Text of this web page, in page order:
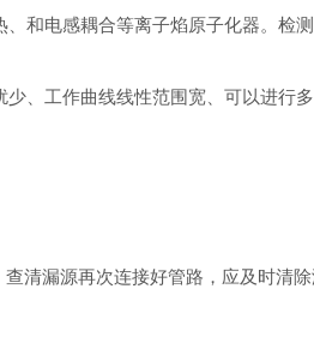
电感耦合等离子焰原子化器。检
工作曲线线性范围宽、可以进行
漏源再次连接好管路，应及时清除